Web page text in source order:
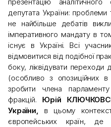
депутата України:
не найбільше дебатів
імперативного мандату в
існує в Україні. Всі
відмовитися від подібної
боку, ліквідувати переходи
(особливо з опозиційних
зробити члена
фракцій. Юрій
України, в цьому
європейських країн, де